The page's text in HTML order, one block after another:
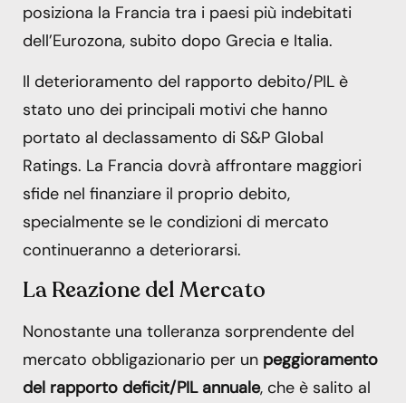
posiziona la Francia tra i paesi più indebitati
dell’Eurozona, subito dopo Grecia e Italia.
Il deterioramento del rapporto debito/PIL è
stato uno dei principali motivi che hanno
portato al declassamento di S&P Global
Ratings. La Francia dovrà affrontare maggiori
sfide nel finanziare il proprio debito,
specialmente se le condizioni di mercato
continueranno a deteriorarsi.
La Reazione del Mercato
Nonostante una tolleranza sorprendente del
mercato obbligazionario per un peggioramento
del rapporto deficit/PIL annuale, che è salito al